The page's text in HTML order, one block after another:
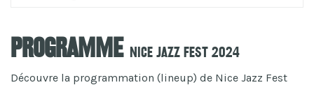
Programme Nice Jazz Fest 2024
Découvre la programmation (lineup) de Nice Jazz Fest